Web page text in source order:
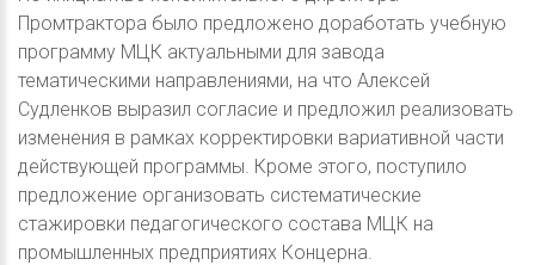
Промтрактора было предложено доработать учебную
программу МЦК актуальными для завода
тематическими направлениями, на что Алексей
Судленков выразил согласие и предложил реализовать
изменения в рамках корректировки вариативной части
действующей программы. Кроме этого, поступило
предложение организовать систематические
стажировки педагогического состава МЦК на
промышленных предприятиях Концерна.